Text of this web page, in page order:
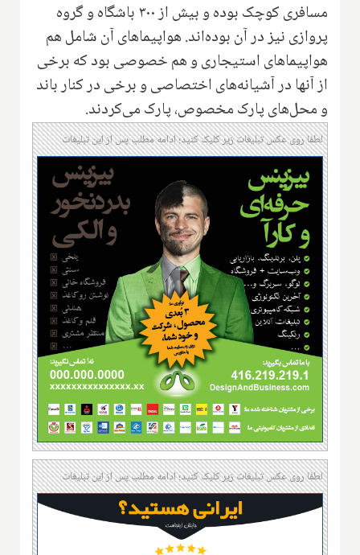
مسافری کوچک بوده و بیش از ۳۰۰ باشگاه و گروه
پروازی نیز در آن بوده‌اند. هواپیماهای آن شامل هم
هواپیماهای استیجاری و هم خصوصی بود که برخی
از آنها در آشیانه‌های اختصاصی و برخی در کنار باند
و محل‌های پارک مخصوص، پارک می‌کردند.
لطفا روی عکس تبلیغات زیر کلیک کنید؛ ادامه مطلب پس از این تبلیغات
لطفا روی عکس تبلیغات زیر کلیک کنید؛ ادامه مطلب پس از این تبلیغات